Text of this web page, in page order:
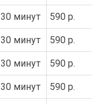
30 минут 590 р.
30 минут 590 р.
30 минут 590 р.
30 минут 590 р.